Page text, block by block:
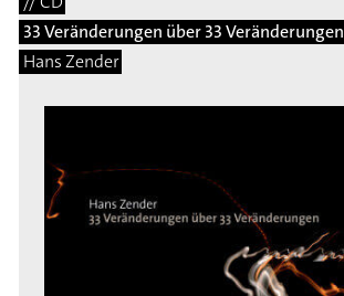
33 Veränderungen über 33 Veränderungen
Hans Zender